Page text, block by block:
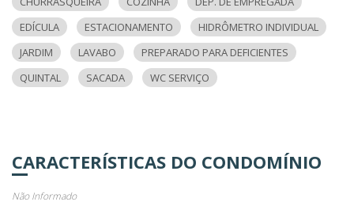
EDÍCULA
ESTACIONAMENTO
HIDRÔMETRO INDIVIDUAL
JARDIM
LAVABO
PREPARADO PARA DEFICIENTES
QUINTAL
SACADA WC SERVIÇO
CARACTERÍSTICAS DO CONDOMÍNIO
Não Informado